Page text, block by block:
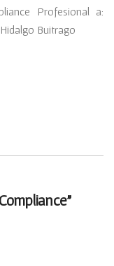
Profesional a:
Hidalgo Buitrago